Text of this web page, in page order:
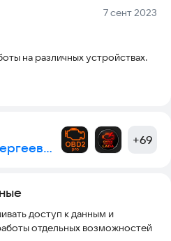
почту:
horadrim@internet.ru
Дата:
7 сент 2023
на различных устройствах.
Калинко Владимир Сергеевич +69
доступ к данным и
отдельных возможностей